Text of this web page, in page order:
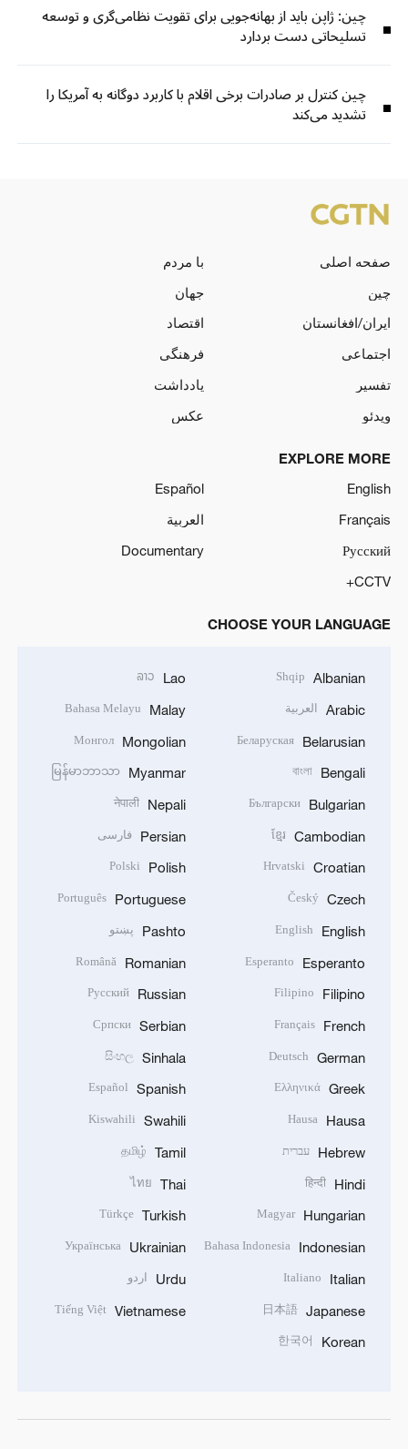
چین: ژاپن باید از بهانه‌جویی برای تقویت نظامی‌گری و توسعه
تسلیحاتی دست بردارد
چین کنترل بر صادرات برخی اقلام با کاربرد دوگانه به آمریکا را
تشدید می‌کند
صفحه اصلی
با مردم
چین
جهان
ایران/افغانستان
اقتصاد
اجتماعی
فرهنگی
تفسیر
یادداشت
ویدئو
عکس
EXPLORE MORE
English
Español
Français
العربية
Русский
Documentary
CCTV+
CHOOSE YOUR LANGUAGE
Albanian
Shqip
Arabic العربية
Belarusian
Беларуская
Bengali
বাংলা
Bulgarian
Български
Cambodian
ខ្មែរ
Croatian
Hrvatski
Czech
Český
English
English
Esperanto
Esperanto
Filipino
Filipino
French
Français
German
Deutsch
Greek
Ελληνικά
Hausa
Hausa
Hebrew עברית
Hindi
हिन्दी
Hungarian
Magyar
Indonesian
Bahasa Indonesia
Italian
Italiano
Japanese
日本語
Korean
한국어
Lao
ລາວ
Malay
Bahasa Melayu
Mongolian
Монгол
Myanmar
မြန်မာဘာသာ
Nepali
नेपाली
Persian فارسی
Polish
Polski
Portuguese
Português
Pashto پښتو
Romanian
Română
Russian
Русский
Serbian
Српски
Sinhala
සිංහල
Spanish
Español
Swahili
Kiswahili
Tamil
தமிழ்
Thai
ไทย
Turkish
Türkçe
Ukrainian
Українська
Urdu اردو
Vietnamese
Tiếng Việt